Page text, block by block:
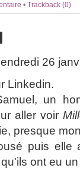
• Trackback (0)
26
Linkedin.
un
aller voir
presque
puis elle
ont eu